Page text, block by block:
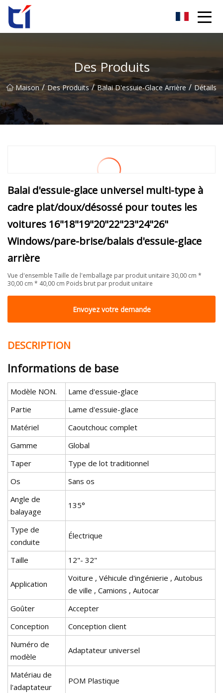
Des Produits
Maison / Des Produits / Balai D'essuie-Glace Arrière / Détails
Balai d'essuie-glace universel multi-type à
cadre plat/doux/désossé pour toutes les
voitures 16"18"19"20"22"23"24"26"
Windows/pare-brise/balais d'essuie-glace
arrière
Vue d'ensemble Taille de l'emballage par produit unitaire 30,00 cm *
30,00 cm * 40,00 cm Poids brut par produit unitaire
Envoyez votre demande
DESCRIPTION
Informations de base
Modèle NON.
Lame d'essuie-glace
Partie
Lame d'essuie-glace
Matériel
Caoutchouc complet
Gamme
Global
Taper
Type de lot traditionnel
Os
Sans os
Angle de
balayage
135°
Type de
conduite
Électrique
Taille 12"- 32"
Application
Voiture , Véhicule d'ingénierie , Autobus
de ville , Camions , Autocar
Goûter
Accepter
Conception
Conception client
Numéro de
modèle
Adaptateur universel
Matériau de
l'adaptateur
POM Plastique